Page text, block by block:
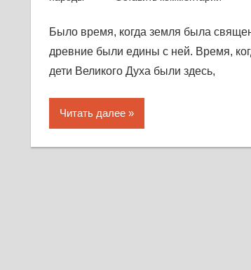
Было время, когда земля была
древние были едины с ней. Время,
дети Великого Духа были здесь,
Читать далее